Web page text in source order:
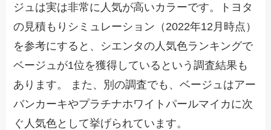
ジュは実は非常に人気が高いカラーです。トヨタ
の見積もりシミュレーション（2022年12月時点）
を参考にすると、シエンタの人気色ランキングで
ベージュが1位を獲得しているという調査結果も
あります。 また、別の調査でも、ベージュはアー
バンカーキやプラチナホワイトパールマイカに次
ぐ人気色として挙げられています。